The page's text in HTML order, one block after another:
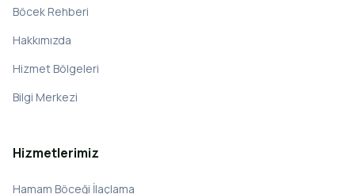
Böcek Rehberi
Hakkımızda
Hizmet Bölgeleri
Bilgi Merkezi
Hizmetlerimiz
Hamam Böceği İlaçlama